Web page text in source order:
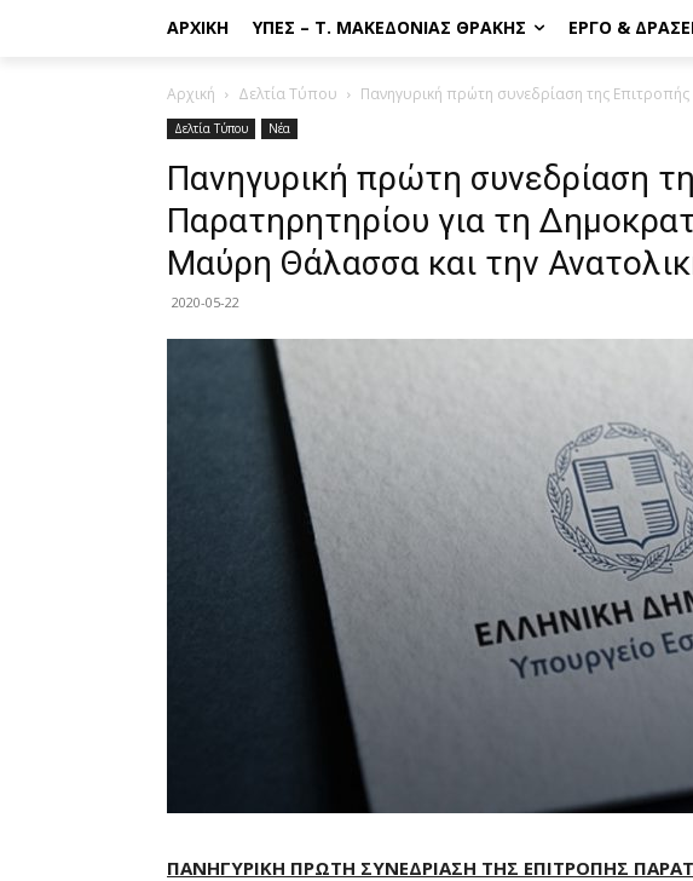
ΑΡΧΙΚΉ ΥΠΕΣ – Τ. ΜΑΚΕΔΟΝΊΑΣ ΘΡΆΚΗΣ ΈΡΓΟ &
Αρχική Δελτία Τύπου Πανηγυρική πρώτη συνεδρίαση της
Δελτία Τύπου Νέα
Πανηγυρική πρώτη συνεδρίαση
Παρατηρητηρίου για τη
Μαύρη Θάλασσα και την
2020-05-22
ΠΑΝΗΓΥΡΙΚΗ ΠΡΩΤΗ ΣΥΝΕΔΡΙΑΣΗ ΤΗΣ ΕΠΙΤΡΟΠΗΣ